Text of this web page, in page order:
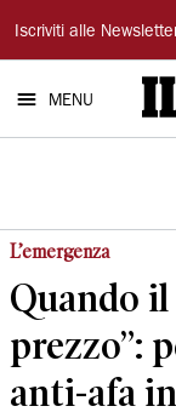
Il
Tirreno
Iscriviti alle
MENU
L’emergenza
Quando il
prezzo”:
anti-afa